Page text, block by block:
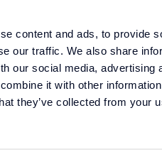
content and ads, to provide
our traffic. We also share
our social media, advertising
it with other
they’ve collected from your